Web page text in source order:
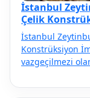
İstanbul
Çelik
İstanbul
Konstrüksiyon
vazgeçilmezi